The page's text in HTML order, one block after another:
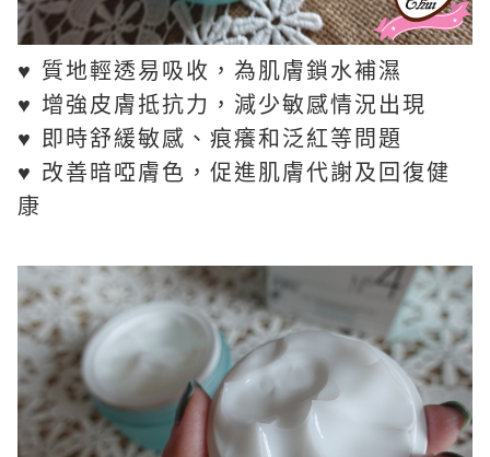
♥ 質地輕透易吸收，為肌膚鎖水補濕
♥ 增強皮膚抵抗力，減少敏感情況出現
♥ 即時舒緩敏感、痕癢和泛紅等問題
♥ 改善暗啞膚色，促進肌膚代謝及回復健
康